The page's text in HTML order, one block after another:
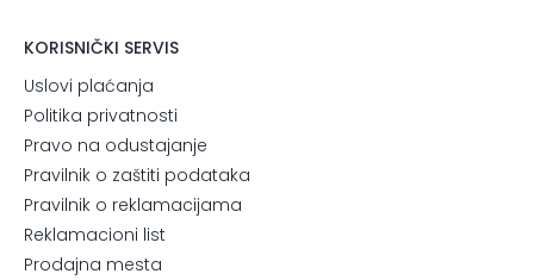
KORISNIČKI SERVIS
Uslovi plaćanja
Politika privatnosti
Pravo na odustajanje
Pravilnik o zaštiti podataka
Pravilnik o reklamacijama
Reklamacioni list
Prodajna mesta